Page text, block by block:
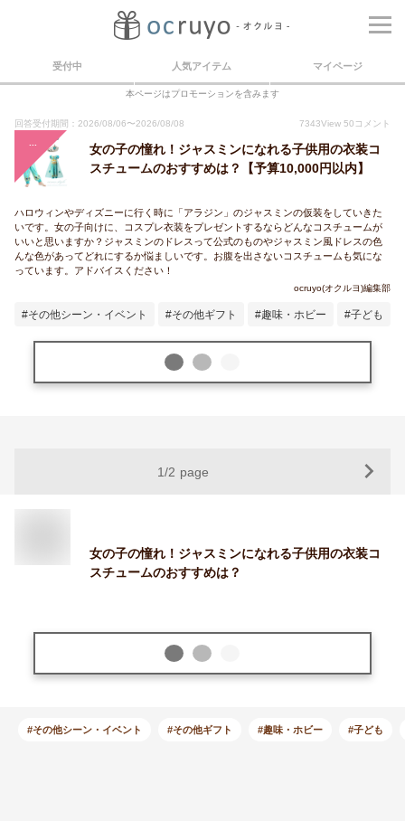
受付中 人気アイテム マイページ
本ページはプロモーションを含みます
回答受付期間： 2026/08/06〜2026/08/08 7343View 50 コメント
女の子の憧れ！ジャスミンになれる子供用の衣装コ
スチュームのおすすめは？【予算10,000円以内】
ハロウィンやディズニーに行く時に「アラジン」のジャスミンの仮装をしていきた
いです。女の子向けに、コスプレ衣装をプレゼントするならどんなコスチュームが
いいと思いますか？ジャスミンのドレスって公式のものやジャスミン風ドレスの色
んな色があってどれにするか悩ましいです。お腹を出さないコスチュームも気にな
っています。アドバイスください！
ocruyo(オクルヨ)編集部
#その他シーン・イベント #その他ギフト #趣味・ホビー #子ども
1/2 page
女の子の憧れ！ジャスミンになれる子供用の衣装コ
スチュームのおすすめは？
#その他シーン・イベント #その他ギフト #趣味・ホビー #子ども